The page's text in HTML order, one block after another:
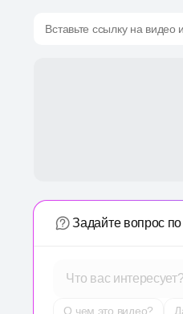
Вставьте ссылку на
Задайте вопрос
Что вас интересует?
О чем это видео?